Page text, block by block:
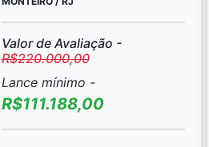
Valor de Avaliação -
R$220.000,00
Lance mínimo -
R$111.188,00